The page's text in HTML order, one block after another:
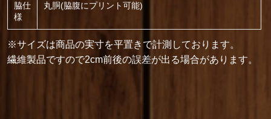
脇仕
様
丸胴(脇腹にプリント可能)
※サイズは商品の実寸を平置きで計測しております。
繊維製品ですので2cm前後の誤差が出る場合があります。